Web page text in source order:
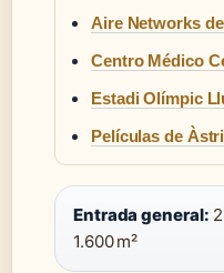
Aire Networks
Centro Médico
Estadi Olímpic
Películas de
Entrada general:
1.600 m²